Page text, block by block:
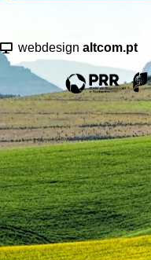
webdesign altcom.pt